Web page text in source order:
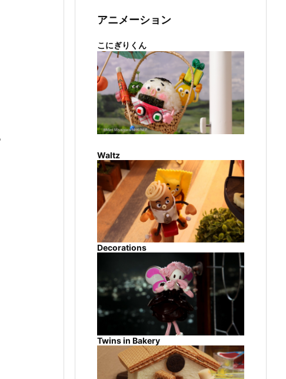
ー
アニメーション
こにぎりくん
Waltz
Decorations
Twins in Bakery